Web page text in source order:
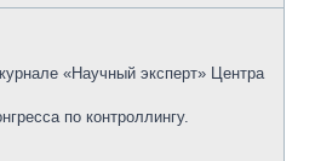
«Научный эксперт» Центра
по контроллингу.